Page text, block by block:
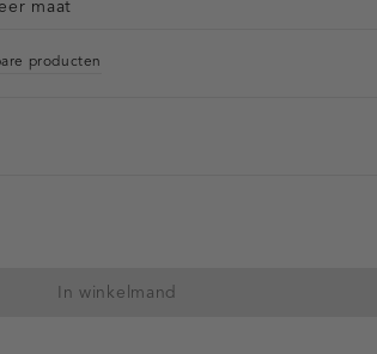
maat
producten
In winkelmand